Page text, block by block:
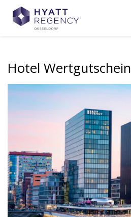
Hotel Wertgutschein